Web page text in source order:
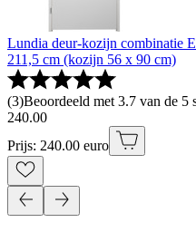
Lundia deur-kozijn combinatie
211,5 cm (kozijn 56 x 90 cm)
(3)Beoordeeld met 3.7 van de 5
240.00
Prijs: 240.00 euro